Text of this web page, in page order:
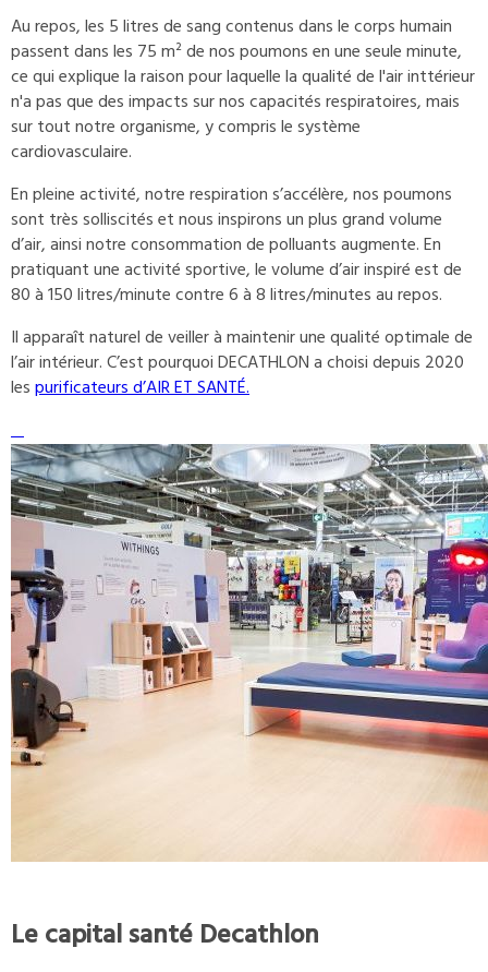
Au repos, les 5 litres de sang contenus dans le corps humain
passent dans les 75 m² de nos poumons en une seule minute,
ce qui explique la raison pour laquelle la qualité de l'air inttérieur
n'a pas que des impacts sur nos capacités respiratoires, mais
sur tout notre organisme, y compris le système
cardiovasculaire.
En pleine activité, notre respiration s’accélère, nos poumons
sont très solliscités et nous inspirons un plus grand volume
d’air, ainsi notre consommation de polluants augmente. En
pratiquant une activité sportive, le volume d’air inspiré est de
80 à 150 litres/minute contre 6 à 8 litres/minutes au repos.
Il apparaît naturel de veiller à maintenir une qualité optimale de
l’air intérieur. C’est pourquoi DECATHLON a choisi depuis 2020
lespurificateurs d’AIR ET SANTÉ.
Le capital santé Decathlon